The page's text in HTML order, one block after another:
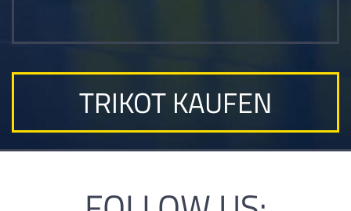
TRIKOT KAUFEN